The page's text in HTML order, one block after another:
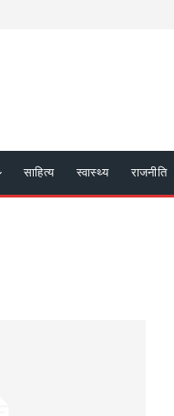
साहित्य स्वास्थ्य राजनीति